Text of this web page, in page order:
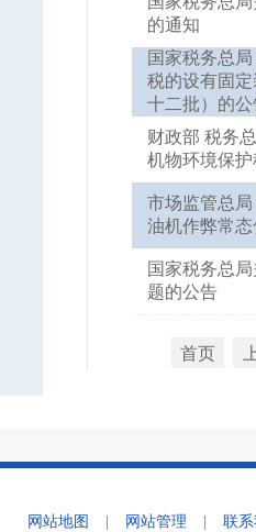
的通知
国家税务总
税的设有固
十二批）的公
财政部 税务
机物环境保
市场监管总
油机作弊常
国家税务总
题的公告
首页
网站地图 网站管理 联系